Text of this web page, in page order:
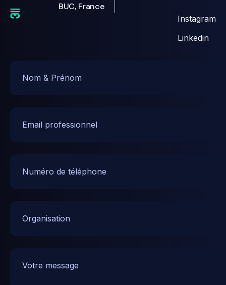
BUC, France
Instagram
Linkedin